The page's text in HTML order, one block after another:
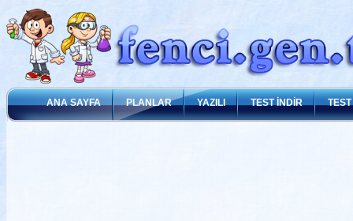
ANA SAYFA PLANLAR YAZILI TEST İNDİR